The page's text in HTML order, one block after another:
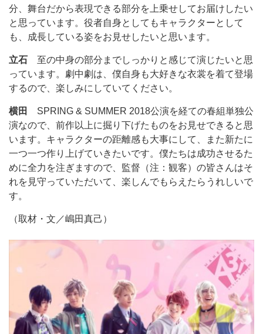
分、舞台だから表現できる部分を上乗せしてお届けしたい
と思っています。役者自身としてもキャラクターとして
も、成長している姿をお見せしたいと思います。
立石 至の中身の部分までしっかりと感じて演じたいと思
っています。劇中劇は、僕自身も大好きな衣裳を着て登場
するので、楽しみにしていてください。
横田
SPRING & SUMMER 2018公演を経ての春組単独公
演なので、前作以上に掘り下げたものをお見せできると思
います。キャラクターの距離感も大事にして、また新たに
一つ一つ作り上げていきたいです。僕たちは成功させるた
めに全力を注ぎますので、監督（注：観客）の皆さんはそ
れを見守っていただいて、楽しんでもらえたらうれしいで
す。
（取材・文／嶋田真己）